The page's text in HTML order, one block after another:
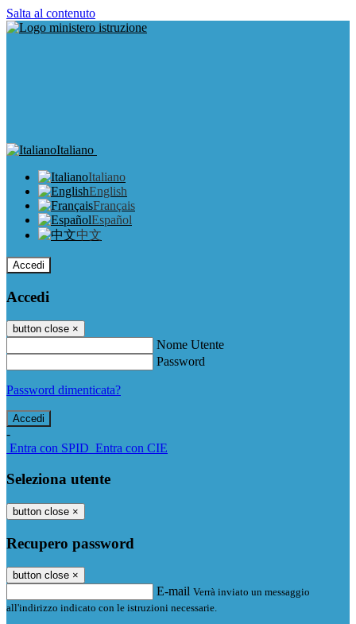
Salta al contenuto
Italiano
Italiano
English
Français
Español
中文
Accedi
Accedi
button close ×
Nome Utente
Password
Password dimenticata?
-
Entra con SPID Entra con CIE
Seleziona utente
button close ×
Recupero password
button close ×
E-mail Verrà inviato un messaggio
all'indirizzo indicato con le istruzioni necessarie.